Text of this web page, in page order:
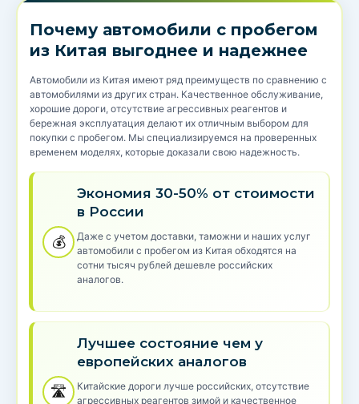
Почему автомобили с пробегом
из Китая выгоднее и надежнее
Автомобили из Китая имеют ряд преимуществ по сравнению с
автомобилями из других стран. Качественное обслуживание,
хорошие дороги, отсутствие агрессивных реагентов и
бережная эксплуатация делают их отличным выбором для
покупки с пробегом. Мы специализируемся на проверенных
временем моделях, которые доказали свою надежность.
💰
Экономия 30-50% от стоимости
в России
Даже с учетом доставки, таможни и наших услуг
автомобили с пробегом из Китая обходятся на
сотни тысяч рублей дешевле российских
аналогов.
🛣️
Лучшее состояние чем у
европейских аналогов
Китайские дороги лучше российских, отсутствие
агрессивных реагентов зимой и качественное